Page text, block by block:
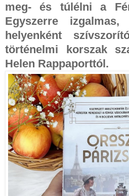
meg- és túlélni a
Egyszerre
helyenként
történelmi korszak
Helen Rappaporttól.